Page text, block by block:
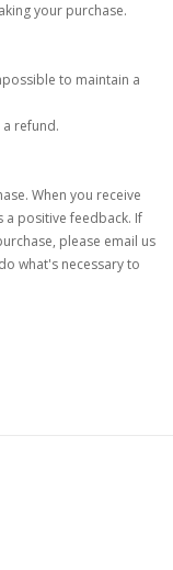
your purchase.
to maintain a
refund.
When you receive
a positive feedback. If
please email us
what's necessary to